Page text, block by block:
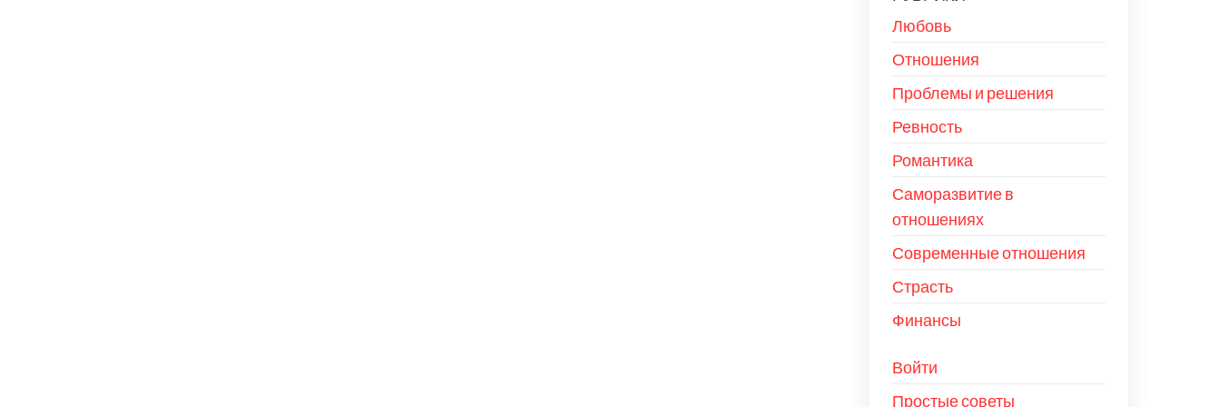
Любовь
Отношения
Проблемы и решения
Ревность
Романтика
Саморазвитие в
отношениях
Современные отношения
Страсть
Финансы
Войти
Простые советы